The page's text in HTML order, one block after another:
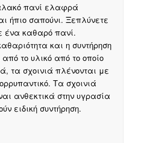
πανί ελαφρά
ήπιο σαπούνι. Ξεπλύνετε
ένα καθαρό πανί.
και η συντήρηση
το υλικό από το οποίο
τα σχοινιά πλένονται με
Τα σχοινιά
ανθεκτικά στην υγρασία
ειδική συντήρηση.